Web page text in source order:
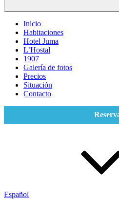
Inicio
Habitaciones
Hotel Juma
L’Hostal
1907
Galería de fotos
Precios
Situación
Contacto
Español